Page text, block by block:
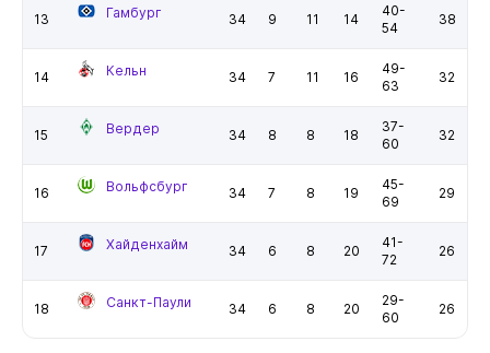
13 Гамбург 34 9 11 14
40-
54
38
14 Кельн 34 7 11 16
49-
63
32
15 Вердер 34 8 8 18
37-
60
32
16 Вольфсбург 34 7 8 19
45-
69
29
17 Хайденхайм 34 6 8 20
41-
72
26
18 Санкт-Паули 34 6 8 20
29-
60
26